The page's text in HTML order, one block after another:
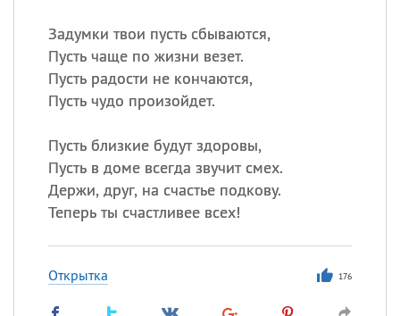
Задумки твои пусть сбываются,
Пусть чаще по жизни везет.
Пусть радости не кончаются,
Пусть чудо произойдет.
Пусть близкие будут здоровы,
Пусть в доме всегда звучит смех.
Держи, друг, на счастье подкову.
Теперь ты счастливее всех!
Открытка 176